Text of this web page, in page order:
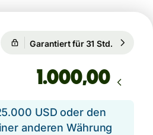
Garantiert für 31 Std.
,00
USD oder den
anderen Währung